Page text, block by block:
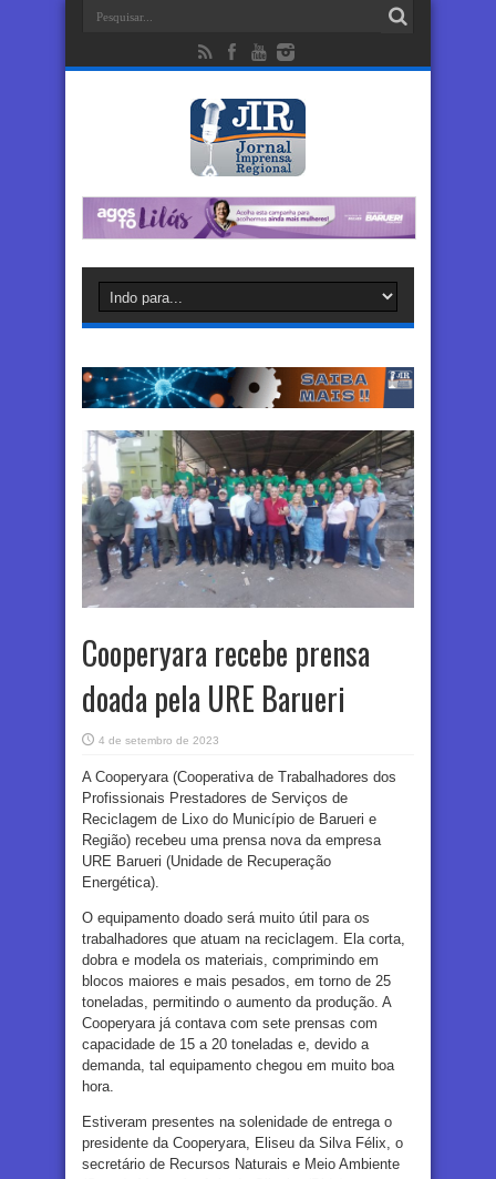
Cooperyara recebe prensa
doada pela URE Barueri
4 de setembro de 2023
A Cooperyara (Cooperativa de Trabalhadores dos
Profissionais Prestadores de Serviços de
Reciclagem de Lixo do Município de Barueri e
Região) recebeu uma prensa nova da empresa
URE Barueri (Unidade de Recuperação
Energética).
O equipamento doado será muito útil para os
trabalhadores que atuam na reciclagem. Ela corta,
dobra e modela os materiais, comprimindo em
blocos maiores e mais pesados, em torno de 25
toneladas, permitindo o aumento da produção. A
Cooperyara já contava com sete prensas com
capacidade de 15 a 20 toneladas e, devido a
demanda, tal equipamento chegou em muito boa
hora.
Estiveram presentes na solenidade de entrega o
presidente da Cooperyara, Eliseu da Silva Félix, o
secretário de Recursos Naturais e Meio Ambiente